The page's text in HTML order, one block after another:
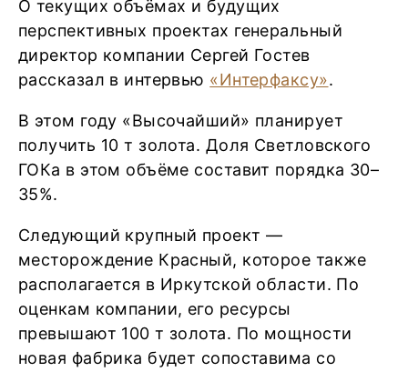
О текущих объёмах и будущих
перспективных проектах генеральный
директор компании Сергей Гостев
рассказал в интервью «Интерфаксу».
В этом году «Высочайший» планирует
получить 10 т золота. Доля Светловского
ГОКа в этом объёме составит порядка 30–
35%.
Следующий крупный проект —
месторождение Красный, которое также
располагается в Иркутской области. По
оценкам компании, его ресурсы
превышают 100 т золота. По мощности
новая фабрика будет сопоставима со